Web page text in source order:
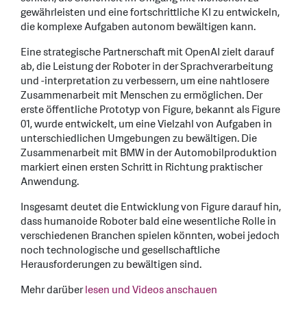
gewährleisten und eine fortschrittliche KI zu entwickeln,
die komplexe Aufgaben autonom bewältigen kann.
Eine strategische Partnerschaft mit OpenAI zielt darauf
ab, die Leistung der Roboter in der Sprachverarbeitung
und -interpretation zu verbessern, um eine nahtlosere
Zusammenarbeit mit Menschen zu ermöglichen. Der
erste öffentliche Prototyp von Figure, bekannt als Figure
01, wurde entwickelt, um eine Vielzahl von Aufgaben in
unterschiedlichen Umgebungen zu bewältigen. Die
Zusammenarbeit mit BMW in der Automobilproduktion
markiert einen ersten Schritt in Richtung praktischer
Anwendung.
Insgesamt deutet die Entwicklung von Figure darauf hin,
dass humanoide Roboter bald eine wesentliche Rolle in
verschiedenen Branchen spielen könnten, wobei jedoch
noch technologische und gesellschaftliche
Herausforderungen zu bewältigen sind.
Mehr darüberlesen und Videos anschauen